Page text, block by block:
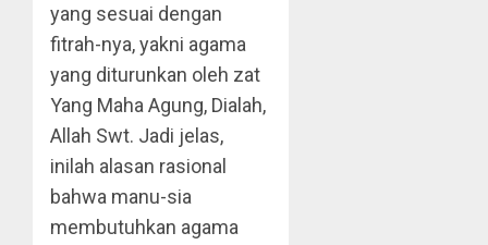
yang sesuai dengan
fitrah-nya, yakni agama
yang diturunkan oleh zat
Yang Maha Agung, Dialah,
Allah Swt. Jadi jelas,
inilah alasan rasional
bahwa manu-sia
membutuhkan agama